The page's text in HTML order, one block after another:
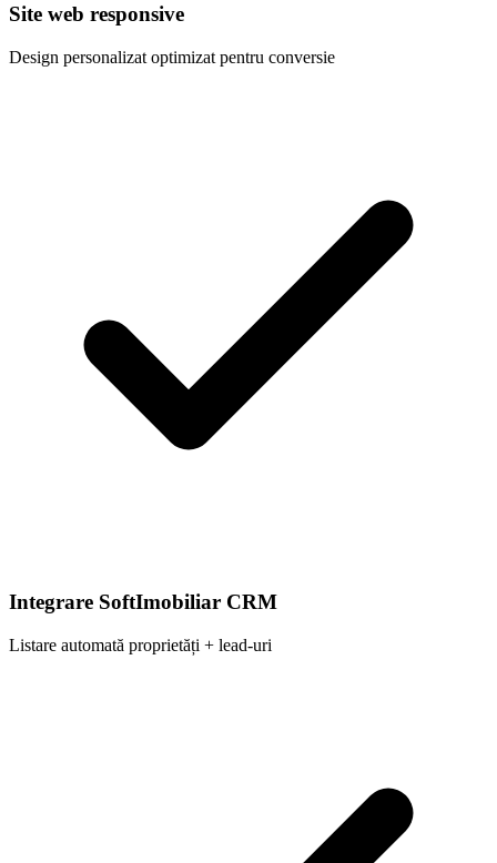
Site web responsive
Design personalizat optimizat pentru conversie
Integrare SoftImobiliar CRM
Listare automată proprietăți + lead-uri